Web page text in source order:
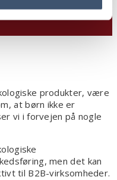
produkter, være
at børn ikke er
vi i forvejen på nogle
men det kan
til B2B-virksomheder.